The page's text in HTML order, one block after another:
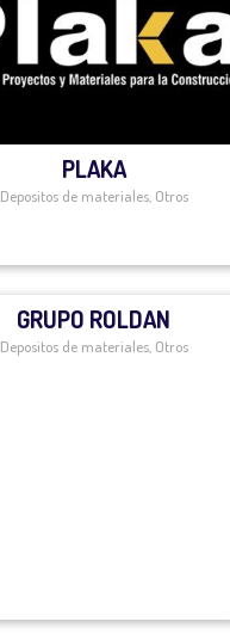
PLAKA
Depositos de materiales, Otros
GRUPO ROLDAN
Depositos de materiales, Otros